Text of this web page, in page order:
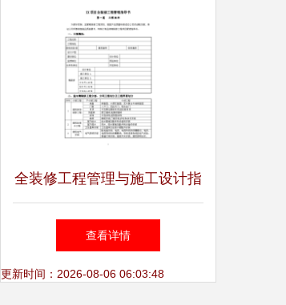
性条文
全装修工程管理与施工设计指
导书
查看详情
更新时间：2026-08-06 06:03:48